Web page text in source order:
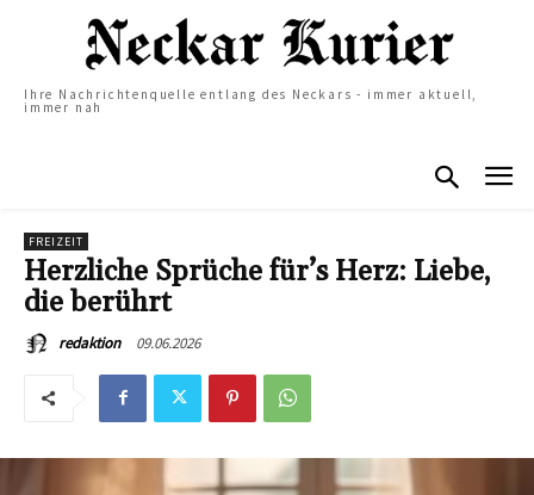
Ihre Nachrichtenquelle entlang des Neckars - immer aktuell,
immer nah
FREIZEIT
Herzliche Sprüche für’s Herz: Liebe,
die berührt
redaktion 09.06.2026